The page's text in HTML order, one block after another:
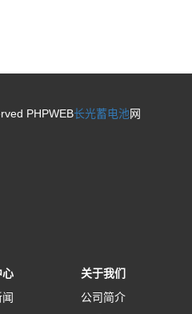
PHPWEB长光蓄电池网
心
关于我们
公司简介